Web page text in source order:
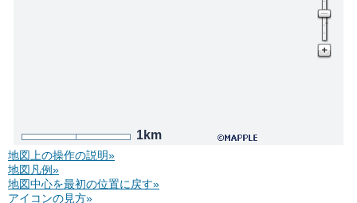
1km
地図上の操作の説明»
地図凡例»
地図中心を最初の位置に戻す»
アイコンの見方»